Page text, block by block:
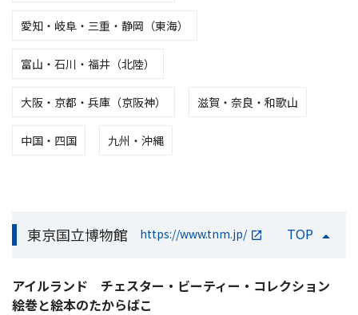
愛知・岐阜・三重・静岡（東海）
富山・石川・福井（北陸）
大阪・京都・兵庫（京阪神） 滋賀・奈良・和歌山
中国・四国 九州・沖縄
東京国立博物館 https://www.tnm.jp/ TOP
アイルランド チェスター・ビーティー・コレクション
絵巻と絵本のたからばこ